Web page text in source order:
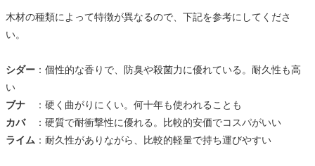
木材の種類によって特徴が異なるので、下記を参考にしてくださ
い。
シダー ：個性的な香りで、防臭や殺菌力に優れている。耐久性も高
い
ブナ
：硬く曲がりにくい。何十年も使われることも
カバ
：硬質で耐衝撃性に優れる。比較的安価でコスパがいい
ライム ：耐久性がありながら、比較的軽量で持ち運びやすい